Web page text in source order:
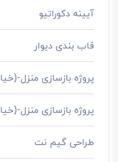
آیینه دکوراتیو
قاب بندی دیوار
پروژه بازسازی منزل-
پروژه بازسازی منزل-
طراحی گیم نت